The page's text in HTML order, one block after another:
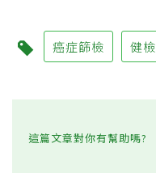
癌症篩檢 健檢
這篇文章對你有幫助嗎?